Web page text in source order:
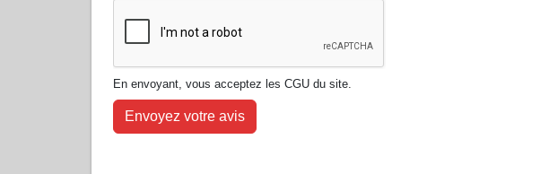
En envoyant, vous acceptez les CGU du site.
Envoyez votre avis